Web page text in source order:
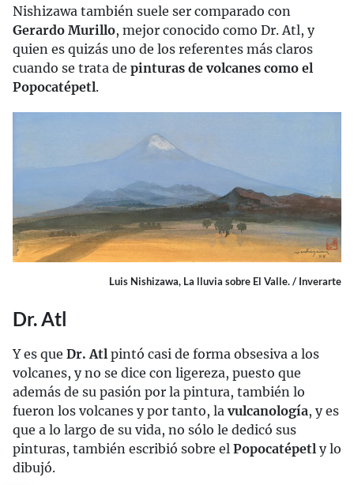
Nishizawa también suele ser comparado con
Gerardo Murillo, mejor conocido como Dr. Atl, y
quien es quizás uno de los referentes más claros
cuando se trata de pinturas de volcanes como el
Popocatépetl.
Luis Nishizawa, La lluvia sobre El Valle. / Inverarte
Dr. Atl
Y es que Dr. Atl pintó casi de forma obsesiva a los
volcanes, y no se dice con ligereza, puesto que
además de su pasión por la pintura, también lo
fueron los volcanes y por tanto, la vulcanología, y es
que a lo largo de su vida, no sólo le dedicó sus
pinturas, también escribió sobre el Popocatépetl y lo
dibujó.